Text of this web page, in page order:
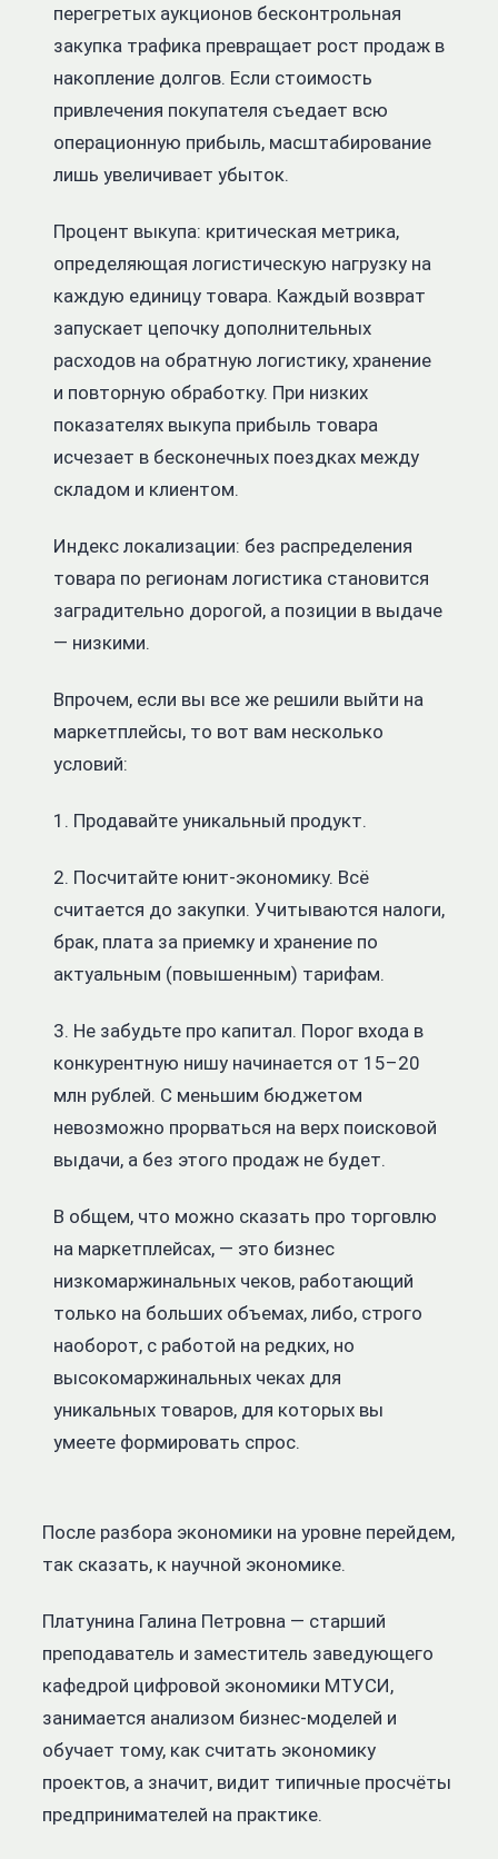
перегретых аукционов бесконтрольная
закупка трафика превращает рост продаж в
накопление долгов. Если стоимость
привлечения покупателя съедает всю
операционную прибыль, масштабирование
лишь увеличивает убыток.
Процент выкупа: критическая метрика,
определяющая логистическую нагрузку на
каждую единицу товара. Каждый возврат
запускает цепочку дополнительных
расходов на обратную логистику, хранение
и повторную обработку. При низких
показателях выкупа прибыль товара
исчезает в бесконечных поездках между
складом и клиентом.
Индекс локализации: без распределения
товара по регионам логистика становится
заградительно дорогой, а позиции в выдаче
— низкими.
Впрочем, если вы все же решили выйти на
маркетплейсы, то вот вам несколько
условий:
1. Продавайте уникальный продукт.
2. Посчитайте юнит-экономику. Всё
считается до закупки. Учитываются налоги,
брак, плата за приемку и хранение по
актуальным (повышенным) тарифам.
3. Не забудьте про капитал. Порог входа в
конкурентную нишу начинается от 15–20
млн рублей. С меньшим бюджетом
невозможно прорваться на верх поисковой
выдачи, а без этого продаж не будет.
В общем, что можно сказать про торговлю
на маркетплейсах, — это бизнес
низкомаржинальных чеков, работающий
только на больших объемах, либо, строго
наоборот, с работой на редких, но
высокомаржинальных чеках для
уникальных товаров, для которых вы
умеете формировать спрос.
После разбора экономики на уровне перейдем,
так сказать, к научной экономике.
Платунина Галина Петровна — старший
преподаватель и заместитель заведующего
кафедрой цифровой экономики МТУСИ,
занимается анализом бизнес-моделей и
обучает тому, как считать экономику
проектов, а значит, видит типичные просчёты
предпринимателей на практике.